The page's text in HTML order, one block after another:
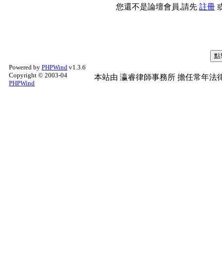
您還不是論壇會員,請先 註冊
Powered by PHPWind v1.3.6
Copyright © 2003-04
PHPWind
本站由 瀛睿律師事務所 擔任常年法